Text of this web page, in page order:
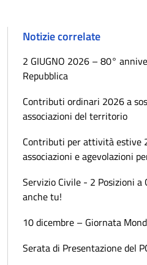
Notizie correlate
2 GIUGNO 2026 – 80°
Repubblica
Contributi ordinari 2026 a
associazioni del territorio
Contributi per attività estive
associazioni e agevolazioni
Servizio Civile - 2 Posizioni a
anche tu!
10 dicembre – Giornata
Serata di Presentazione del